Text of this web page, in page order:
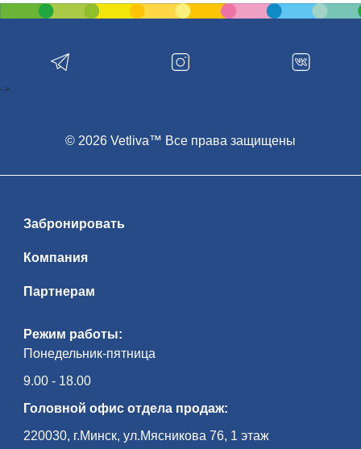
Режим работы:
Понедельник-пятница
9.00 - 18.00
Головной офис отдела продаж:
220030, г.Минск, ул.Мясникова 76, 1 этаж
Забронировать
Компания
Партнерам
© 2026 Vetliva™ Все права защищены
-->